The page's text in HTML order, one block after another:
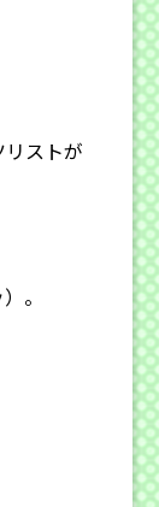
ストが
。